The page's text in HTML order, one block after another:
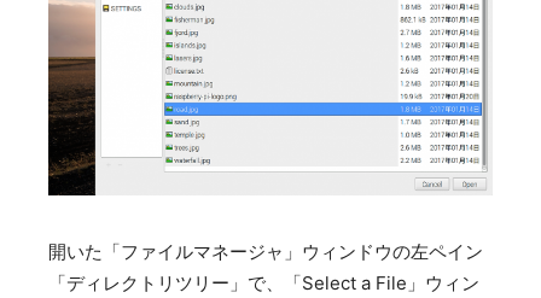
開いた「ファイルマネージャ」ウィンドウの左ペイン
「ディレクトリツリー」で、「Select a File」ウィン